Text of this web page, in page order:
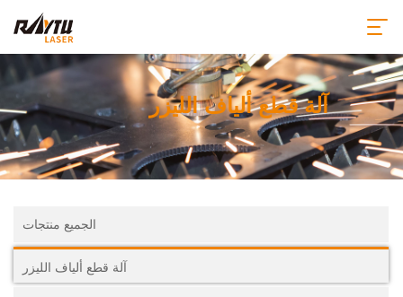
آلة قطع ألياف الليزر
الجميع منتجات
آلة قطع ألياف الليزر